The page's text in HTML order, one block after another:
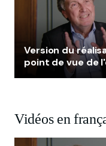
Version du
point de vue de
Vidéos en